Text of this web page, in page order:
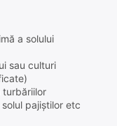
a solului
sau culturi
turbăriilor
pajiștilor etc